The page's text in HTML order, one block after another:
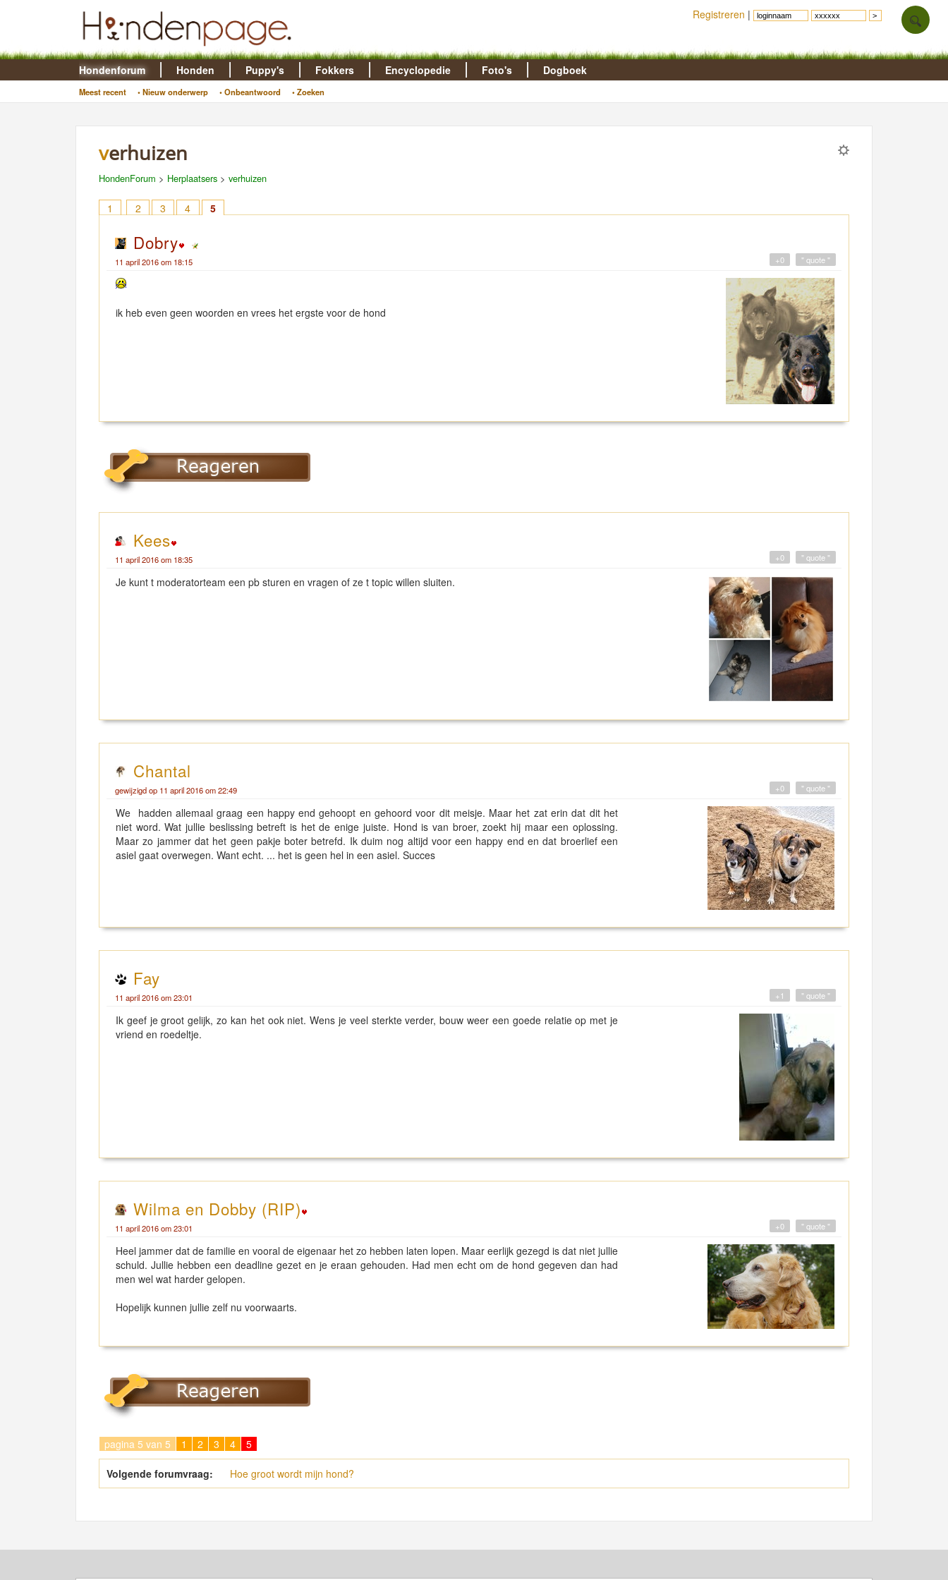
Hondenforum
Meest recent • Nieuw onderwerp • Onbeantwoord • Zoeken
Honden Puppy's Fokkers Encyclopedie Foto's Dogboek
verhuizen
HondenForum > Herplaatsers > verhuizen
1 2 3 4 5
Dobry
11 april 2016 om 18:15 " quote "
+0
ik heb even geen woorden en vrees het ergste voor de hond
Kees
11 april 2016 om 18:35 " quote "
+0
Je kunt t moderatorteam een pb sturen en vragen of ze t topic willen sluiten.
Chantal
gewijzigd op 11 april 2016 om 22:49 " quote "
+0
We hadden allemaal graag een happy end gehoopt en gehoord voor dit meisje. Maar het zat erin dat dit het
niet word. Wat jullie beslissing betreft is het de enige juiste. Hond is van broer, zoekt hij maar een oplossing.
Maar zo jammer dat het geen pakje boter betrefd. Ik duim nog altijd voor een happy end en dat broerlief een
asiel gaat overwegen. Want echt. ... het is geen hel in een asiel. Succes
Fay
11 april 2016 om 23:01 " quote "
+1
Ik geef je groot gelijk, zo kan het ook niet. Wens je veel sterkte verder, bouw weer een goede relatie op met je
vriend en roedeltje.
Wilma en Dobby (RIP)
11 april 2016 om 23:01 " quote "
+0
Heel jammer dat de familie en vooral de eigenaar het zo hebben laten lopen. Maar eerlijk gezegd is dat niet jullie
schuld. Jullie hebben een deadline gezet en je eraan gehouden. Had men echt om de hond gegeven dan had
men wel wat harder gelopen.
Hopelijk kunnen jullie zelf nu voorwaarts.
pagina 5 van 5 1 2 3 4 5
Volgende forumvraag: Hoe groot wordt mijn hond?
Registreren |